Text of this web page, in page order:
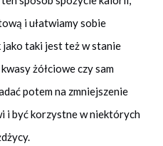
i ułatwiamy sobie
taki jest też w stanie
żółciowe czy sam
potem na zmniejszenie
i być korzystne w niektórych